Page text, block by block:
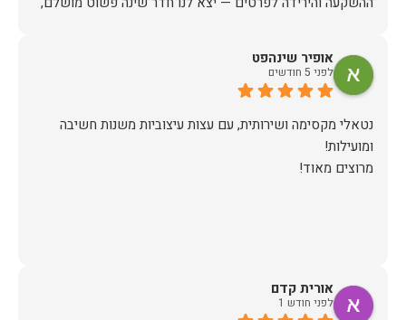
אין ספק שעשינו את הבחירה הנכונה. ממליצים מכל הלב לכל מי
אופיר שינהפט
לפני 5 חודשים
נטאלי מקסימה ושירותית, עם עצות עיצוביות משנות חשיבה
מרוצים מאוד!
אורית קדם
לפני חודש 1